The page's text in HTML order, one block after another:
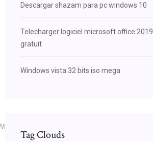
Descargar shazam para pc windows 10
Telecharger logiciel microsoft office 2019
gratuit
Windows vista 32 bits iso mega
Tag Clouds